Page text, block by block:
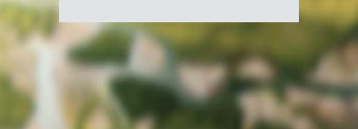
Canada